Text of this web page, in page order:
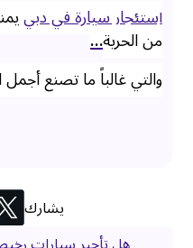
إستئجار سيارة في دبي
من الحرية…
والتي غالباً ما تصنع أجمل
يشارك